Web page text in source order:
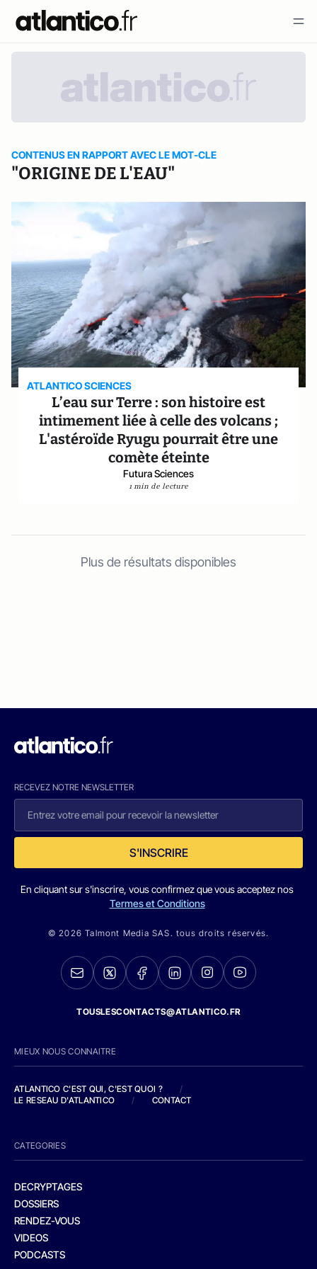
CONTENUS EN RAPPORT AVEC LE MOT-CLE
"ORIGINE DE L'EAU"
ATLANTICO SCIENCES
L’eau sur Terre : son histoire est
intimement liée à celle des volcans ;
L'astéroïde Ryugu pourrait être une
comète éteinte
Futura Sciences
1 min de lecture
Plus de résultats disponibles
RECEVEZ NOTRE NEWSLETTER
S'INSCRIRE
En cliquant sur s'inscrire, vous confirmez que vous acceptez nos
Termes et Conditions
© 2026 Talmont Media SAS. tous droits réservés.
TOUSLESCONTACTS@ATLANTICO.FR
MIEUX NOUS CONNAITRE
ATLANTICO C'EST QUI, C'EST QUOI ?
/
LE RESEAU D'ATLANTICO
/ CONTACT
CATEGORIES
DECRYPTAGES
DOSSIERS
RENDEZ-VOUS
VIDEOS
PODCASTS